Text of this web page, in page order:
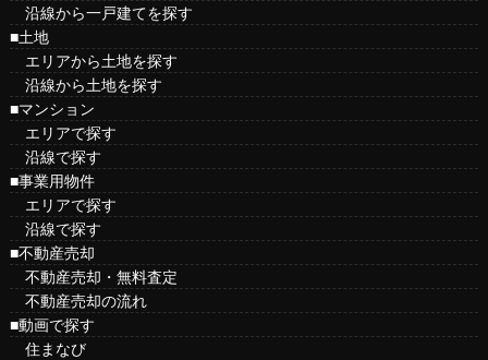
沿線から一戸建てを探す
■土地
エリアから土地を探す
沿線から土地を探す
■マンション
エリアで探す
沿線で探す
■事業用物件
エリアで探す
沿線で探す
■不動産売却
不動産売却・無料査定
不動産売却の流れ
■動画で探す
住まなび